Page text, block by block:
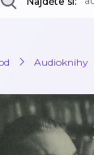
Audioknihy